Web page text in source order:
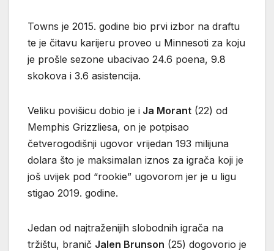
Towns je 2015. godine bio prvi izbor na draftu
te je čitavu karijeru proveo u Minnesoti za koju
je prošle sezone ubacivao 24.6 poena, 9.8
skokova i 3.6 asistencija.
Veliku povišicu dobio je i Ja Morant (22) od
Memphis Grizzliesa, on je potpisao
četverogodišnji ugovor vrijedan 193 milijuna
dolara što je maksimalan iznos za igrača koji je
još uvijek pod “rookie” ugovorom jer je u ligu
stigao 2019. godine.
Jedan od najtraženijih slobodnih igrača na
tržištu, branič Jalen Brunson (25) dogovorio je